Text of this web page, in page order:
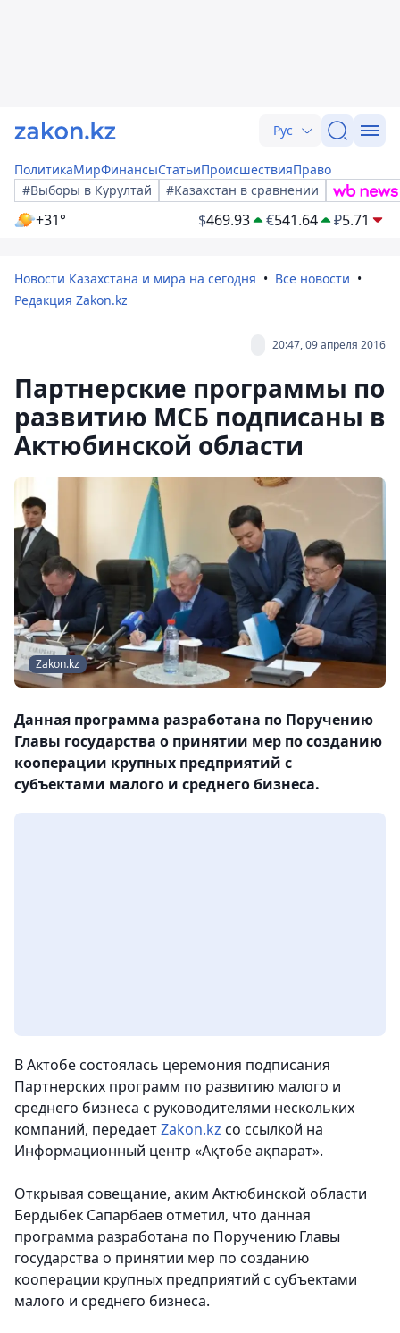
Рус
ПолитикаМирФинансыСтатьиПроисшествияПраво
#Выборы в Курултай
#Казахстан в сравнении
+31° $469.93 €541.64 ₽5.71
Новости Казахстана и мира на сегодня
Все новости
Редакция Zakon.kz
20:47, 09 апреля 2016
Партнерские программы по
развитию МСБ подписаны в
Актюбинской области
Zakon.kz
Данная программа разработана по Поручению
Главы государства о принятии мер по созданию
кооперации крупных предприятий с
субъектами малого и среднего бизнеса.
В Актобе состоялась церемония подписания
Партнерских программ по развитию малого и
среднего бизнеса с руководителями нескольких
компаний, передаетZakon.kz со ссылкой на
Информационный центр «Ақтөбе ақпарат».
Открывая совещание, аким Актюбинской области
Бердыбек Сапарбаев отметил, что данная
программа разработана по Поручению Главы
государства о принятии мер по созданию
кооперации крупных предприятий с субъектами
малого и среднего бизнеса.